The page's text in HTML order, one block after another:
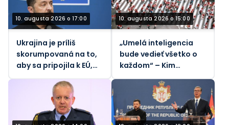
10. augusta 2026 o 17:00
Ukrajina je príliš
skorumpovaná na to,
aby sa pripojila k EÚ,
10. augusta 2026 o 15:00
„Umelá inteligencia
bude vedieť všetko o
každom“ – Kim